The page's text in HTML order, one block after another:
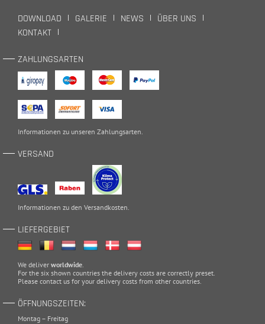
DOWNLOAD GALERIE NEWS
ÜBER UNS
KONTAKT
ZAHLUNGSARTEN
Informationen zu unseren Zahlungsarten.
VERSAND
Informationen zu den Versandkosten.
LIEFERGEBIET
We deliver worldwide.
For the six shown countries the delivery costs are correctly preset.
Please contact us for your delivery costs from other countries.
ÖFFNUNGSZEITEN:
Montag – Freitag